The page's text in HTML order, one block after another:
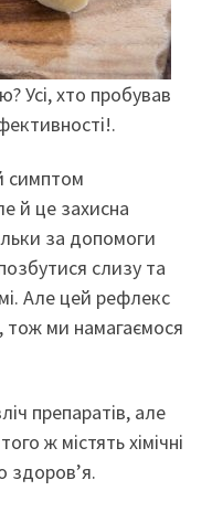
Усі, хто пробував
симптом
й це захисна
за допомоги
слизу та
Але цей рефлекс
ми намагаємося
препаратів, але
ж містять хімічні
здоров’я.